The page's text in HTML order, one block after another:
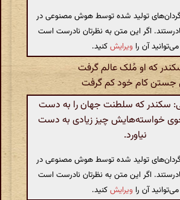
تولید شده توسط هوش مصنوعی در
اگر این متن به نظرتان نادرست است
می‌توانید آن را ویرایشکنید.
که او مُلک عالم گرفت
جستن کام خود کم گرفت
که سلطنت جهان را به دست
خواسته‌هایش چیز زیادی به دست
نیاورد.
تولید شده توسط هوش مصنوعی در
اگر این متن به نظرتان نادرست است
می‌توانید آن را ویرایشکنید.